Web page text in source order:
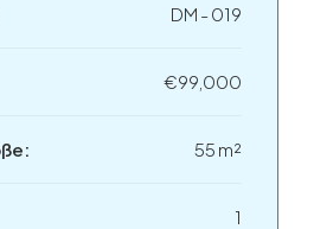
DM - 019
€99,000
55 m²
1